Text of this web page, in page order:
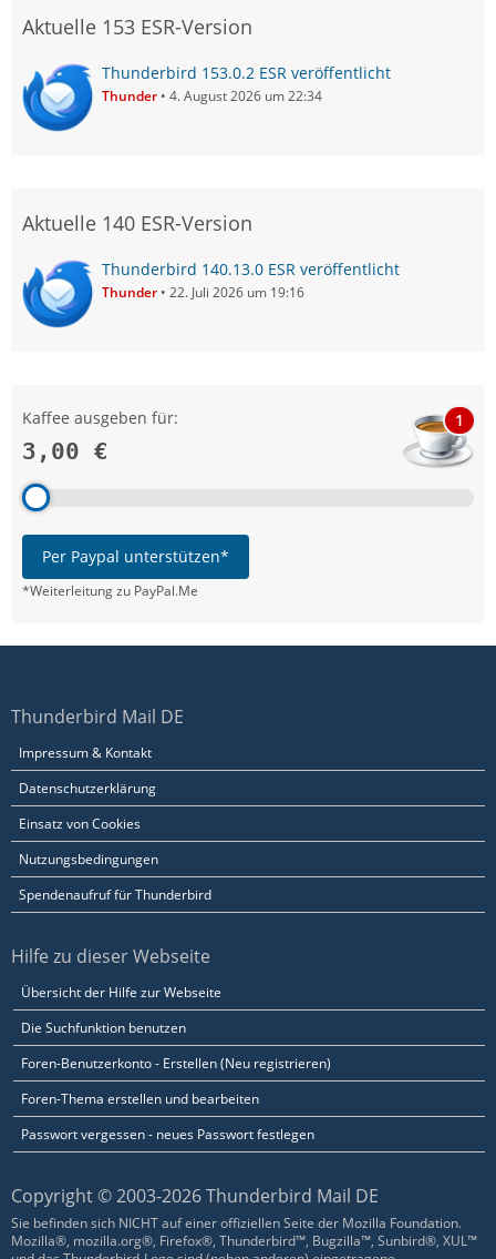
Aktuelle 153 ESR-Version
Thunderbird 153.0.2 ESR veröffentlicht
Thunder 4. August 2026 um 22:34
Aktuelle 140 ESR-Version
Thunderbird 140.13.0 ESR veröffentlicht
Thunder 22. Juli 2026 um 19:16
Kaffee ausgeben für:
3,00 €
1
Per Paypal unterstützen*
*Weiterleitung zu PayPal.Me
Thunderbird Mail DE
Impressum & Kontakt
Datenschutzerklärung
Einsatz von Cookies
Nutzungsbedingungen
Spendenaufruf für Thunderbird
Hilfe zu dieser Webseite
Übersicht der Hilfe zur Webseite
Die Suchfunktion benutzen
Foren-Benutzerkonto - Erstellen (Neu registrieren)
Foren-Thema erstellen und bearbeiten
Passwort vergessen - neues Passwort festlegen
Copyright © 2003-2026 Thunderbird Mail DE
Sie befinden sich NICHT auf einer offiziellen Seite der Mozilla Foundation.
Mozilla®, mozilla.org®, Firefox®, Thunderbird™, Bugzilla™, Sunbird®, XUL™